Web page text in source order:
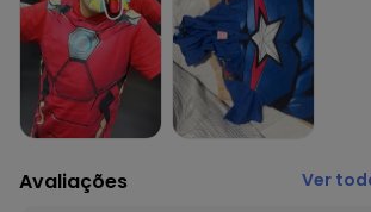
Forro: Não
Decote Frente : Redondo
Decote Costas: Redondo
Fornecedor: BRANDILI TÊXTIL LTDA / CNPJ
73
Feito: Brasil
alvejante a base de cloro
Avaliações Ver